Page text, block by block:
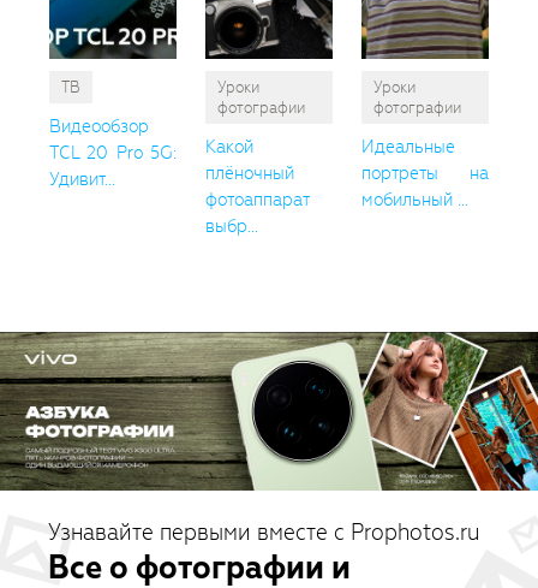
ТВ
Видеообзор
TCL 20 Pro 5G:
Удивит...
Уроки
фотографии
Какой
плёночный
фотоаппарат
выбр...
Уроки
фотографии
Идеальные
портреты на
мобильный ...
Узнавайте первыми вместе с Prophotos.ru
Все о фотографии и